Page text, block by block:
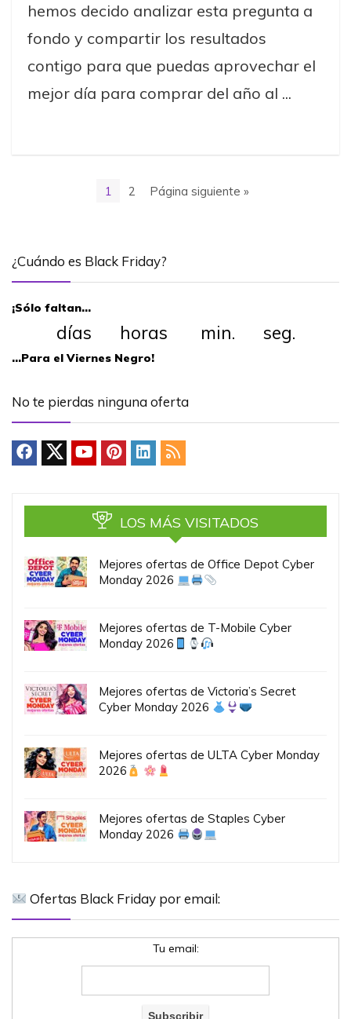
hemos decido analizar esta pregunta a
fondo y compartir los resultados
contigo para que puedas aprovechar el
mejor día para comprar del año al ...
1 2 Página siguiente »
¿Cuándo es Black Friday?
¡Sólo faltan…
días horas min. seg.
…Para el Viernes Negro!
No te pierdas ninguna oferta
LOS MÁS VISITADOS
Mejores ofertas de Office Depot Cyber
Monday 2026
Mejores ofertas de T-Mobile Cyber
Monday 2026
Mejores ofertas de Victoria’s Secret
Cyber Monday 2026
Mejores ofertas de ULTA Cyber Monday
2026
Mejores ofertas de Staples Cyber
Monday 2026
Ofertas Black Friday por email:
Tu email: